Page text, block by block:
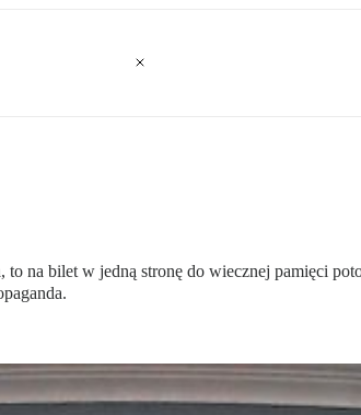
na bilet w jedną stronę do wiecznej pamięci